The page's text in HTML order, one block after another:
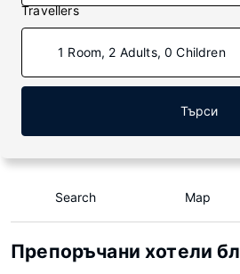
Travellers
1 Room, 2 Adults, 0 Children
Търси
Search Map
Препоръчани хотели